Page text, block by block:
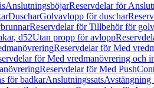
AnslutningsböjarReservdelar för
DuscharGolvavlopp för duschar
Reservdelar för Tillbehör för
d52Utan propp för avlopp
Reservdelar för Med
för Med vredmanövrering och
Reservdelar för Med
för badkarAnslutningssatsAvstängning